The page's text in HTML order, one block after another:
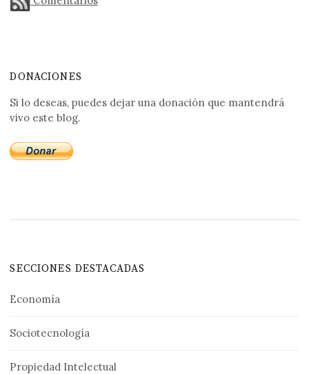
DONACIONES
Si lo deseas, puedes dejar una donación que mantendrá
vivo este blog.
SECCIONES DESTACADAS
Economía
Sociotecnología
Propiedad Intelectual